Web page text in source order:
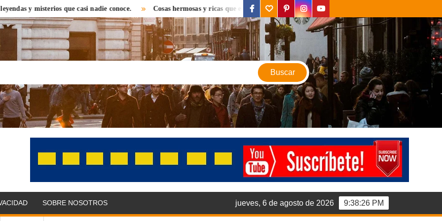
misterios que casi nadie conoce. Cosas hermosas y ricas que encontraras en Valencia .
facebook
twitterpinterestinstagramyoutube
SOBRE NOSOTROS 9:38:28 PM
jueves, 6 de agosto de 2026